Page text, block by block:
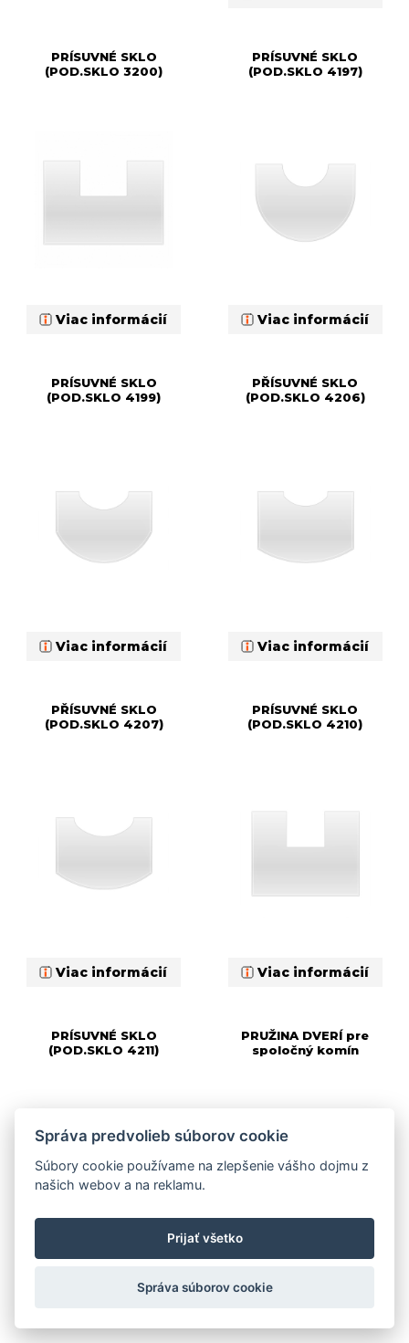
PRÍSUVNÉ SKLO
(POD.SKLO 3200)
Viac informácií
PRÍSUVNÉ SKLO
(POD.SKLO 4197)
Viac informácií
PRÍSUVNÉ SKLO
(POD.SKLO 4199)
Viac informácií
PŘÍSUVNÉ SKLO
(POD.SKLO 4206)
Viac informácií
PŘÍSUVNÉ SKLO
(POD.SKLO 4207)
Viac informácií
PRÍSUVNÉ SKLO
(POD.SKLO 4210)
Viac informácií
PRÍSUVNÉ SKLO
(POD.SKLO 4211)
Viac informácií
PRUŽINA DVERÍ pre
spoločný komín
Správa predvolieb súborov cookie
Súbory cookie používame na zlepšenie vášho dojmu z
našich webov a na reklamu.
Prijať všetko
Správa súborov cookie